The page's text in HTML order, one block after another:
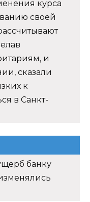
курса
своей
и
сказали
к
в Санкт-
банку